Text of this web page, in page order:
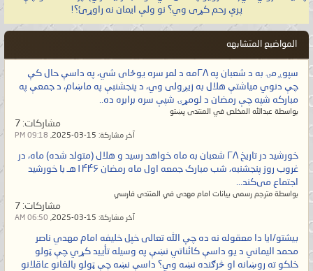
پرې رحم کړی وي؟ نو ولې ایمان نه راوړئ؟!
المواضيع المتشابهه
سپوږمۍ به د شعبان په ۲۸مه د لمر سره یوځای شي، په داسې حال کې
چې دنوي میاشتې هلال به زیږولی وي، د پنجشنبې په ماښام، د جمعې په
مبارکه شپه چې رمضان د لومړۍ شپې سره برابره ده..
بواسطة عبدالله المخلص في المنتدى پښتو
مشاركات:
آخر مشاركة: 09:18 PM
خورشید در تاریخ ۲۸ شعبان به ماه خواهد رسید و هلال (متولد شده) ماه، در
غروب روز پنجشنبه، شب مبارک جمعه اول ماه رمضان ۱۴۴۶هـ با خورشید
اجتماع می‌کند...
بواسطة مترجم رسمی بیانات امام مهدی في المنتدى فارسي
مشاركات:
آخر مشاركة: 06:50 AM
بيشتو/ایا دا معقوله نه ده چې الله تعالی خپل خلیفه امام مهدي ناصر
محمد اليماني د یو داسې کائناتي نښې په وسیله تأیید کړي چې ټولو
خلکو ته روښانه او څرګنده نښه وي؟ داسې نښه چې ټولو بالغانو عاقلانو